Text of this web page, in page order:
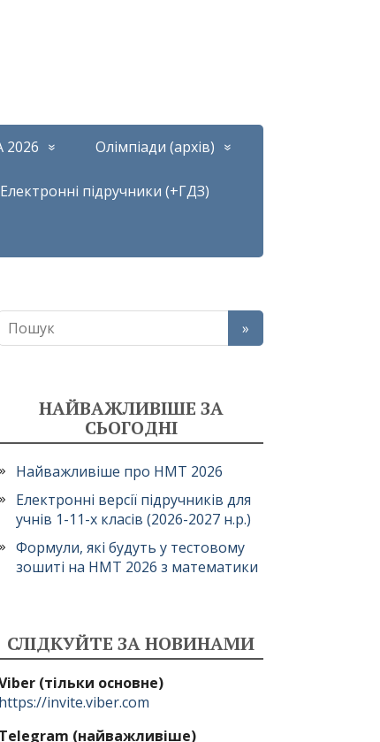
Олімпіади (архів)
Електронні підручники (+ГДЗ)
НАЙВАЖЛИВІШЕ ЗА
СЬОГОДНІ
Найважливіше про НМТ 2026
Електронні версії підручників для
учнів 1-11-х класів (2026-2027 н.р.)
Формули, які будуть у тестовому
зошиті на НМТ 2026 з математики
СЛІДКУЙТЕ ЗА НОВИНАМИ
(тільки основне)
https://invite.viber.com
Telegram (найважливіше)